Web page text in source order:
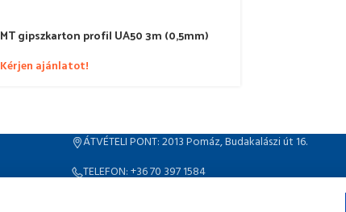
MT gipszkarton profil UA50 3m (0,5mm)
Kérjen ajánlatot!
ÁTVÉTELI PONT: 2013 Pomáz, Budakalászi út 16.
TELEFON: +36 70 397 1584